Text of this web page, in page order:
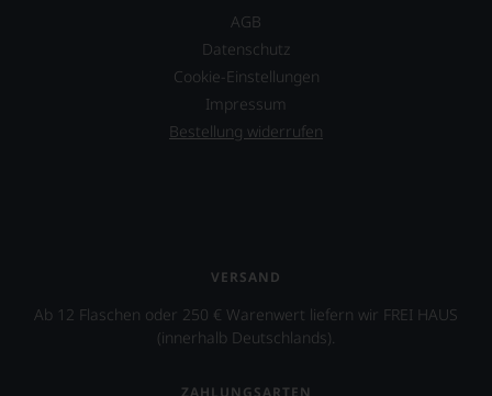
AGB
Datenschutz
Cookie-Einstellungen
Impressum
Bestellung widerrufen
VERSAND
Ab 12 Flaschen oder 250 € Warenwert liefern wir FREI HAUS
(innerhalb Deutschlands).
ZAHLUNGSARTEN